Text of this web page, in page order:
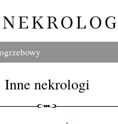
Inne nekrologi